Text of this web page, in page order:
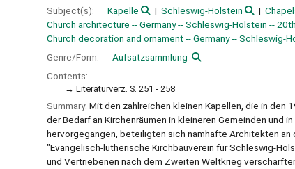
Subject(s):
Kapelle Schleswig-Holstein
Church architecture -- Germany -- Schleswig-Holstein --
Church decoration and ornament -- Germany -- Schleswig-
Genre/Form:
Aufsatzsammlung
Contents:
Literaturverz. S. 251 - 258
Summary: Mit den zahlreichen kleinen Kapellen, die in den
der Bedarf an Kirchenräumen in kleineren Gemeinden
hervorgegangen, beteiligten sich namhafte Architekten
"Evangelisch-lutherische Kirchbauverein für Schleswig-
und Vertriebenen nach dem Zweiten Weltkrieg